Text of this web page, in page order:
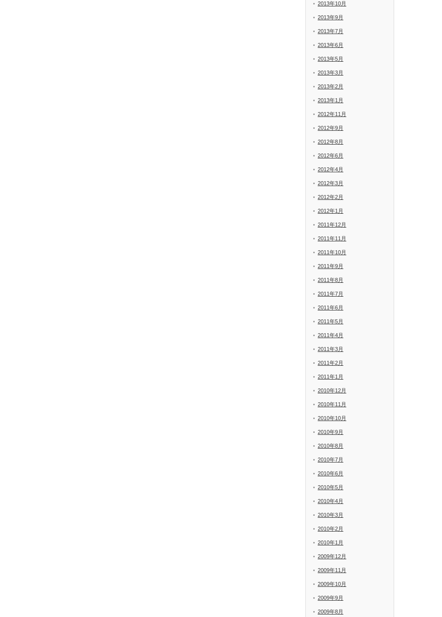
2013年10月
2013年9月
2013年7月
2013年6月
2013年5月
2013年3月
2013年2月
2013年1月
2012年11月
2012年9月
2012年8月
2012年6月
2012年4月
2012年3月
2012年2月
2012年1月
2011年12月
2011年11月
2011年10月
2011年9月
2011年8月
2011年7月
2011年6月
2011年5月
2011年4月
2011年3月
2011年2月
2011年1月
2010年12月
2010年11月
2010年10月
2010年9月
2010年8月
2010年7月
2010年6月
2010年5月
2010年4月
2010年3月
2010年2月
2010年1月
2009年12月
2009年11月
2009年10月
2009年9月
2009年8月